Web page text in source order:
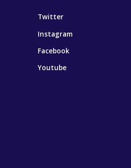
Twitter
Instagram
Facebook
Youtube